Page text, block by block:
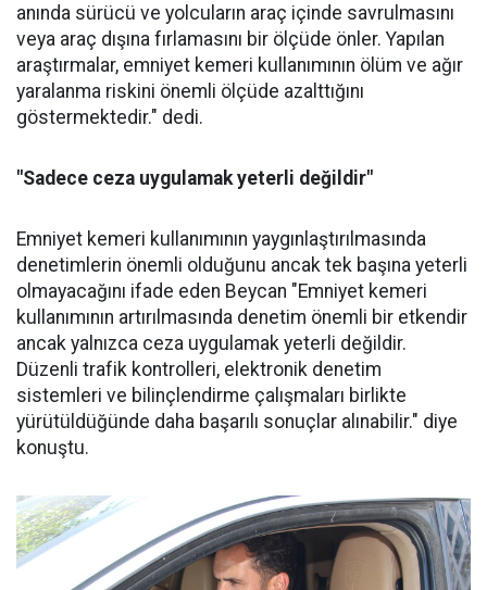
anında sürücü ve yolcuların araç içinde savrulmasını
veya araç dışına fırlamasını bir ölçüde önler. Yapılan
araştırmalar, emniyet kemeri kullanımının ölüm ve ağır
yaralanma riskini önemli ölçüde azalttığını
göstermektedir." dedi.
"Sadece ceza uygulamak yeterli değildir"
Emniyet kemeri kullanımının yaygınlaştırılmasında
denetimlerin önemli olduğunu ancak tek başına yeterli
olmayacağını ifade eden Beycan "Emniyet kemeri
kullanımının artırılmasında denetim önemli bir etkendir
ancak yalnızca ceza uygulamak yeterli değildir.
Düzenli trafik kontrolleri, elektronik denetim
sistemleri ve bilinçlendirme çalışmaları birlikte
yürütüldüğünde daha başarılı sonuçlar alınabilir." diye
konuştu.